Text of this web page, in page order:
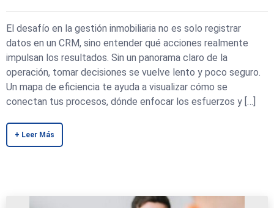
El desafío en la gestión inmobiliaria no es solo registrar
datos en un CRM, sino entender qué acciones realmente
impulsan los resultados. Sin un panorama claro de la
operación, tomar decisiones se vuelve lento y poco seguro.
Un mapa de eficiencia te ayuda a visualizar cómo se
conectan tus procesos, dónde enfocar los esfuerzos y […]
+ Leer Más